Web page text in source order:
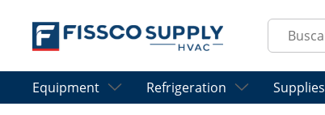
Skip to main content
Site Search
Equipment Refrigeration Supplies